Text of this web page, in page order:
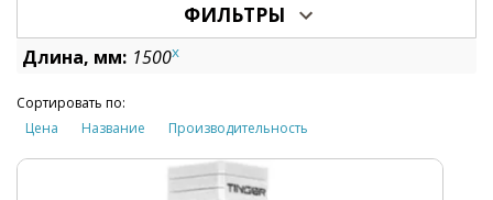
ФИЛЬТРЫ
Длина, мм: 1500x
Сортировать по:
Цена
Название Производительность